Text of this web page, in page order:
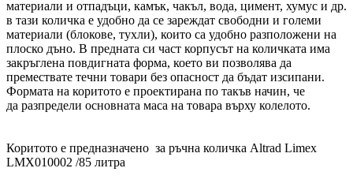
материали и отпадъци, камък, чакъл, вода, цимент, хумус и др.
в тази количка е удобно да се зареждат свободни и големи
материали (блокове, тухли), които са удобно разположени на
плоско дъно. В предната си част корпусът на количката има
закръглена повдигната форма, което ви позволява да
премествате течни товари без опасност да бъдат изсипани.
Формата на коритото е проектирана по такъв начин, че
да разпредели основната маса на товара върху колелото.
Коритото е предназначено за ръчна количка Altrad Limex
LMX010002 /85 литра